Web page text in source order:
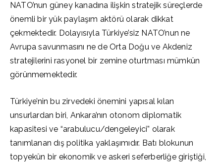
NATO’nun güney kanadına ilişkin stratejik süreçlerde
önemli bir yük paylaşım aktörü olarak dikkat
çekmektedir. Dolayısıyla Türkiye’siz NATO’nun ne
Avrupa savunmasını ne de Orta Doğu ve Akdeniz
stratejilerini rasyonel bir zemine oturtması mümkün
görünmemektedir.
Türkiye’nin bu zirvedeki önemini yapısal kılan
unsurlardan biri, Ankara’nın otonom diplomatik
kapasitesi ve “arabulucu/dengeleyici” olarak
tanımlanan dış politika yaklaşımıdır. Batı blokunun
topyekûn bir ekonomik ve askeri seferberliğe giriştiği,